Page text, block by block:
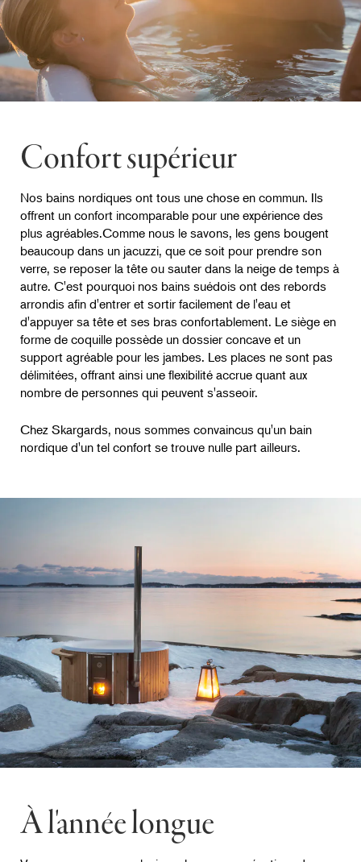
Confort supérieur
Nos bains nordiques ont tous une chose en commun. Ils
offrent un confort incomparable pour une expérience des
plus agréables.Comme nous le savons, les gens bougent
beaucoup dans un jacuzzi, que ce soit pour prendre son
verre, se reposer la tête ou sauter dans la neige de temps à
autre. C'est pourquoi nos bains suédois ont des rebords
arrondis afin d'entrer et sortir facilement de l'eau et
d'appuyer sa tête et ses bras confortablement. Le siège en
forme de coquille possède un dossier concave et un
support agréable pour les jambes. Les places ne sont pas
délimitées, offrant ainsi une flexibilité accrue quant aux
nombre de personnes qui peuvent s'asseoir.
Chez Skargards, nous sommes convaincus qu'un bain
nordique d'un tel confort se trouve nulle part ailleurs.
À l'année longue